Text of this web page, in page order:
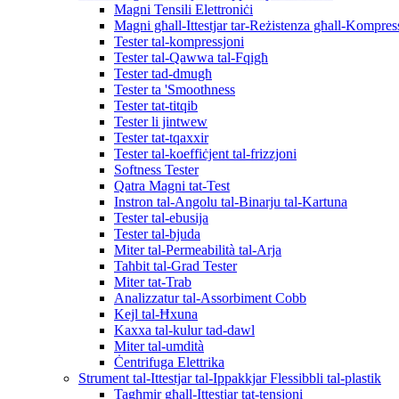
Magni Tensili Elettroniċi
Magni għall-Ittestjar tar-Reżistenza għall-
Tester tal-kompressjoni
Tester tal-Qawwa tal-Fqigħ
Tester tad-dmugħ
Tester ta 'Smoothness
Tester tat-titqib
Tester li jintwew
Tester tat-tqaxxir
Tester tal-koeffiċjent tal-frizzjoni
Softness Tester
Qatra Magni tat-Test
Instron tal-Angolu tal-Binarju tal-Kartuna
Tester tal-ebusija
Tester tal-bjuda
Miter tal-Permeabilità tal-Arja
Taħbit tal-Grad Tester
Miter tat-Trab
Analizzatur tal-Assorbiment Cobb
Kejl tal-Ħxuna
Kaxxa tal-kulur tad-dawl
Miter tal-umdità
Ċentrifuga Elettrika
Strument tal-Ittestjar tal-Ippakkjar Flessibbli tal-plastik
Tagħmir għall-Ittestjar tat-tensjoni